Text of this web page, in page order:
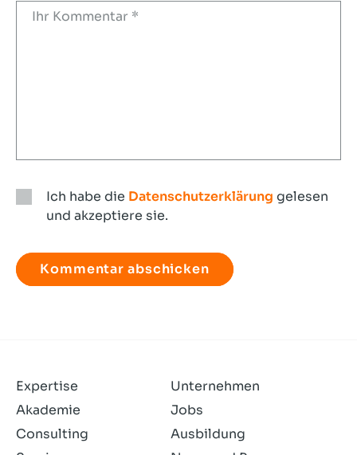
Ich habe die Datenschutzerklärung gelesen
und akzeptiere sie.
habe
die
Expertise
Akademie
Consulting
Unternehmen
Jobs
Ausbildung